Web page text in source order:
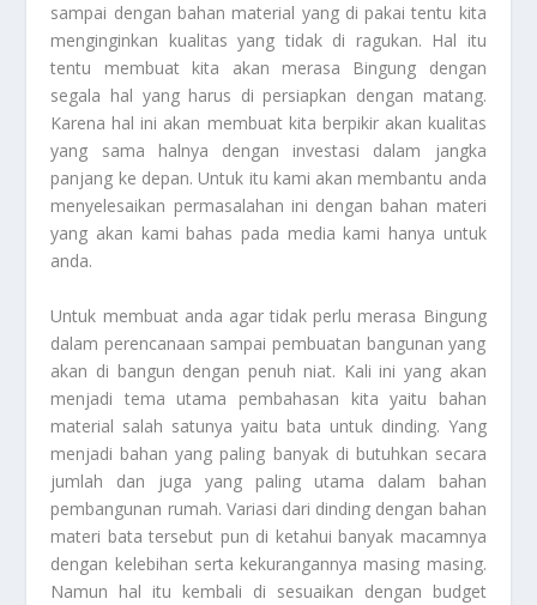
sampai dengan bahan material yang di pakai tentu kita
menginginkan kualitas yang tidak di ragukan. Hal itu
tentu membuat kita akan merasa Bingung dengan
segala hal yang harus di persiapkan dengan matang.
Karena hal ini akan membuat kita berpikir akan kualitas
yang sama halnya dengan investasi dalam jangka
panjang ke depan. Untuk itu kami akan membantu anda
menyelesaikan permasalahan ini dengan bahan materi
yang akan kami bahas pada media kami hanya untuk
anda.
Untuk membuat anda agar tidak perlu merasa Bingung
dalam perencanaan sampai pembuatan bangunan yang
akan di bangun dengan penuh niat. Kali ini yang akan
menjadi tema utama pembahasan kita yaitu bahan
material salah satunya yaitu bata untuk dinding. Yang
menjadi bahan yang paling banyak di butuhkan secara
jumlah dan juga yang paling utama dalam bahan
pembangunan rumah. Variasi dari dinding dengan bahan
materi bata tersebut pun di ketahui banyak macamnya
dengan kelebihan serta kekurangannya masing masing.
Namun hal itu kembali di sesuaikan dengan budget